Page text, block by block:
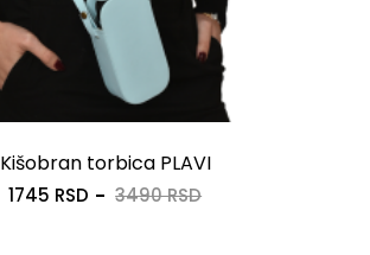
Kišobran torbica PLAVI
1745 RSD 3490 RSD